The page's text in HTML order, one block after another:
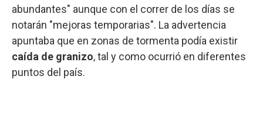
abundantes" aunque con el correr de los días se
notarán "mejoras temporarias". La advertencia
apuntaba que en zonas de tormenta podía existir
caída de granizo, tal y como ocurrió en diferentes
puntos del país.